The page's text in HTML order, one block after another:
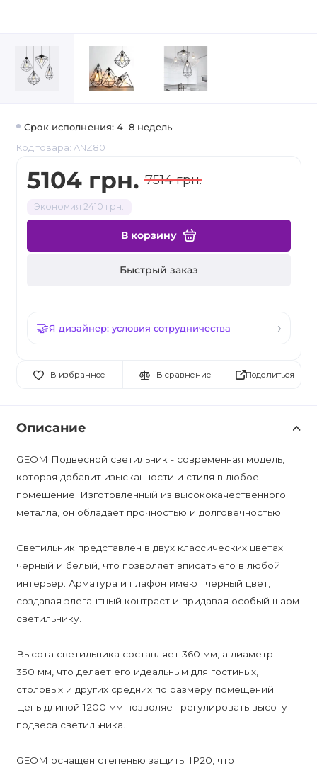
Срок исполнения: 4–8 недель
Код товара: ANZ80
5104 грн. 7514 грн.
Экономия 2410 грн.
В корзину
Быстрый заказ
Я дизайнер: условия сотрудничества
В избранное В сравнение Поделиться
Описание
GEOM Подвесной светильник - современная модель,
которая добавит изысканности и стиля в любое
помещение. Изготовленный из высококачественного
металла, он обладает прочностью и долговечностью.
Светильник представлен в двух классических цветах:
черный и белый, что позволяет вписать его в любой
интерьер. Арматура и плафон имеют черный цвет,
создавая элегантный контраст и придавая особый шарм
светильнику.
Высота светильника составляет 360 мм, а диаметр –
350 мм, что делает его идеальным для гостиных,
столовых и других средних по размеру помещений.
Цепь длиной 1200 мм позволяет регулировать высоту
подвеса светильника.
GEOM оснащен степенью защиты IP20, что